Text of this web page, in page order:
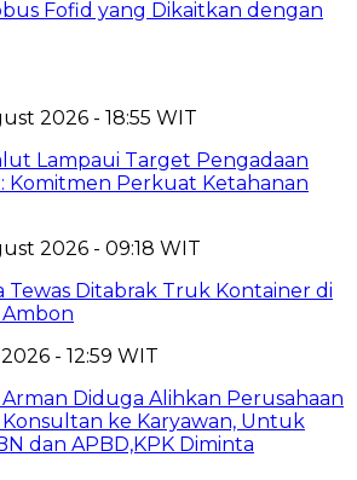
Fofid yang Dikaitkan dengan
2026 - 18:55 WIT
Lampaui Target Pengadaan
Komitmen Perkuat Ketahanan
2026 - 09:18 WIT
Tewas Ditabrak Truk Kontainer di
- 12:59 WIT
Arman Diduga Alihkan Perusahaan
Konsultan ke Karyawan, Untuk
dan APBD,KPK Diminta